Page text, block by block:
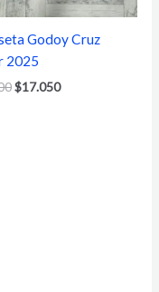
Godoy Cruz
2025
$17.050